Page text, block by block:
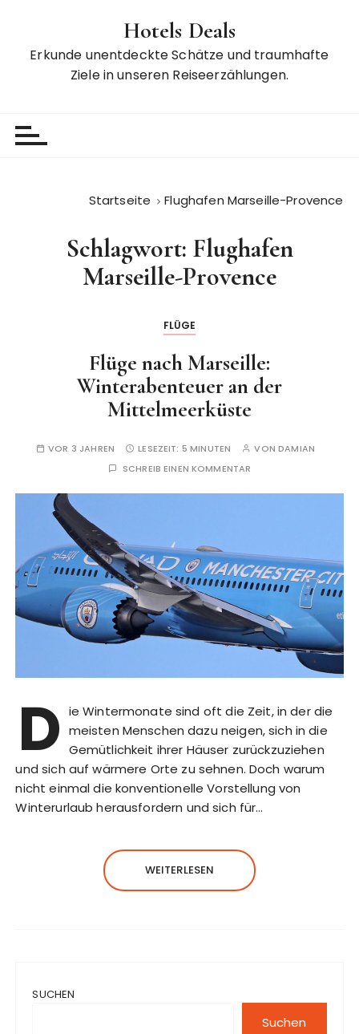
Hotels Deals
Erkunde unentdeckte Schätze und traumhafte
Ziele in unseren Reiseerzählungen.
Startseite Flughafen Marseille-Provence
Schlagwort: Flughafen
Marseille-Provence
FLÜGE
Flüge nach Marseille:
Winterabenteuer an der
Mittelmeerküste
VOR 3 JAHREN LESEZEIT: 5 MINUTEN VONDAMIAN
SCHREIB EINEN KOMMENTAR
D ie Wintermonate sind oft die Zeit, in der die
meisten Menschen dazu neigen, sich in die
Gemütlichkeit ihrer Häuser zurückzuziehen
und sich auf wärmere Orte zu sehnen. Doch warum
nicht einmal die konventionelle Vorstellung von
Winterurlaub herausfordern und sich für…
WEITERLESEN
SUCHEN
Suchen